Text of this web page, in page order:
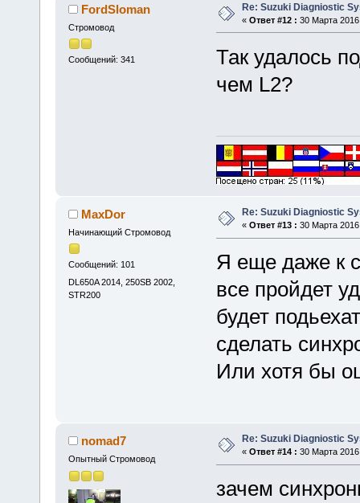
FordSloman
Стромовод
Сообщений: 341
Re: Suzuki Diagniostic
« Ответ #12 : 30 Марта
Так удалось
чем L2?
MaxDor
Начинающий Стромовод
Сообщений: 101
DL650A 2014, 250SB 2002,
STR200
Re: Suzuki Diagniostic
« Ответ #13 : 30 Марта
Я еще даже к
все пройдет
будет
сделать
Или хотя бы
nomad7
Опытный Стромовод
Re: Suzuki Diagniostic
« Ответ #14 : 30 Марта
зачем